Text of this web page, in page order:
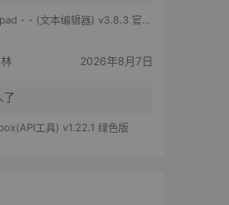
- - (文本编辑器) v3.8.3 官方版
2026年8月7日
了
工具) v1.22.1 绿色版